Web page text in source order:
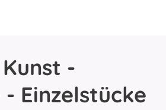
-
Einzelstücke